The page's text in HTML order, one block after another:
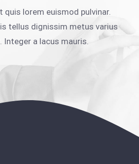
quis lorem euismod pulvinar.
tellus dignissim metus varius
Integer a lacus mauris.